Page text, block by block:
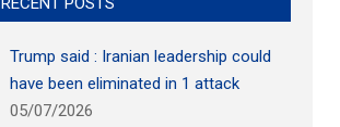
Trump said : Iranian leadership could
have been eliminated in 1 attack
05/07/2026